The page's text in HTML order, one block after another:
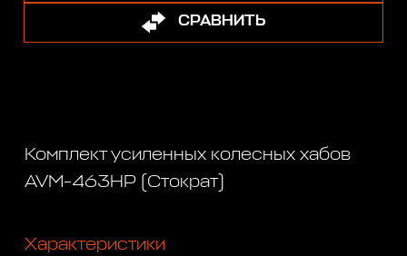
СРАВНИТЬ
Комплект усиленных колесных хабов
AVM-463HP (Стократ)
Характеристики